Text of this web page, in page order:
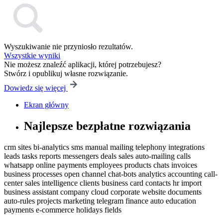
Wyszukiwanie nie przyniosło rezultatów.
Wszystkie wyniki
Nie możesz znaleźć aplikacji, której potrzebujesz?
Stwórz i opublikuj własne rozwiązanie.
Dowiedz się więcej
Ekran główny
Najlepsze bezpłatne rozwiązania
crm sites bi-analytics sms manual mailing telephony integrations
leads tasks reports messengers deals sales auto-mailing calls
whatsapp online payments employees products chats invoices
business processes open channel chat-bots analytics accounting call-
center sales intelligence clients business card contacts hr import
business assistant company cloud corporate website documents
auto-rules projects marketing telegram finance auto education
payments e-commerce holidays fields